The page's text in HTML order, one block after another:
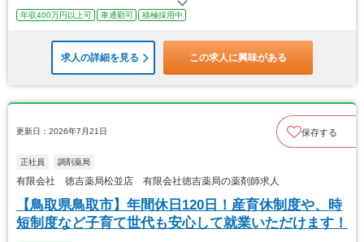
年収400万円以上可 車通勤可 積極採用中
求人の詳細を見る この求人に興味がある
更新日：2026年7月21日 保存する
正社員 調剤薬局
有限会社 徳吉薬局松並店 有限会社徳吉薬局の薬剤師求人
【鳥取県鳥取市】年間休日120日！産育休制度や、時
短制度など子育て世代も安心して就業いただけます！